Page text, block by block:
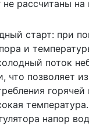
рассчитаны на
старт: при
и
поток
что позволяет
напор